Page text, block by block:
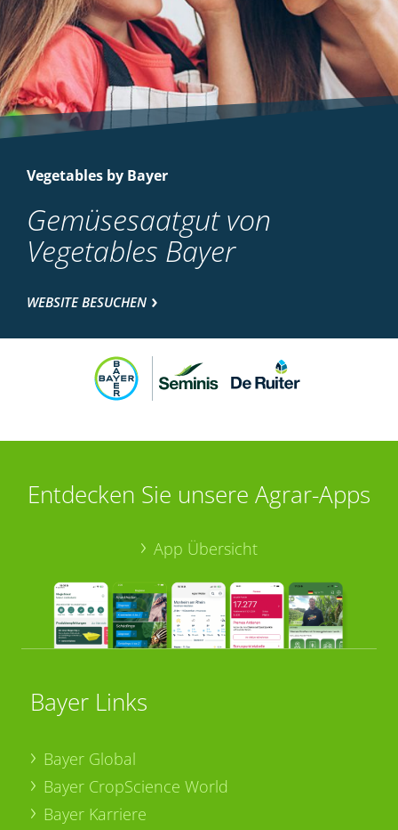
Vegetables by Bayer
Gemüsesaatgut von
Vegetables Bayer
WEBSITE BESUCHEN
Entdecken Sie unsere Agrar-Apps
App Übersicht
Bayer Links
Bayer Global
Bayer CropScience World
Bayer Karriere